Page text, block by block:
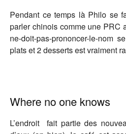
Pendant ce temps là Philo se
parler chinois comme une PRC
ne-doit-pas-prononcer-le-nom
plats et 2 desserts est vraiment
Where no one knows
L’endroit fait partie des